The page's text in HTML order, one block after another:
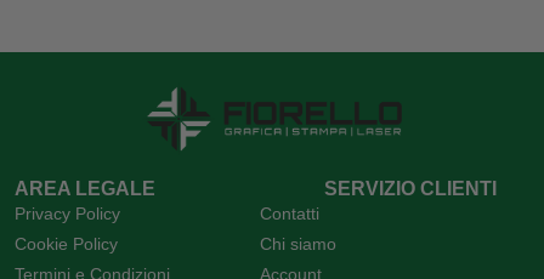
AREA LEGALE
Privacy Policy
Cookie Policy
Termini e Condizioni
SERVIZIO CLIENTI
Contatti
Chi siamo
Account